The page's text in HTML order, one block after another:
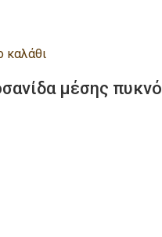
καλάθι
μέσης